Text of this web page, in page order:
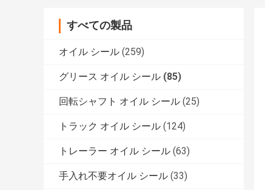
すべての製品
オイル シール (259)
グリース オイル シール (85)
回転シャフト オイル シール (25)
トラック オイル シール (124)
トレーラー オイル シール (63)
手入れ不要オイル シール (33)